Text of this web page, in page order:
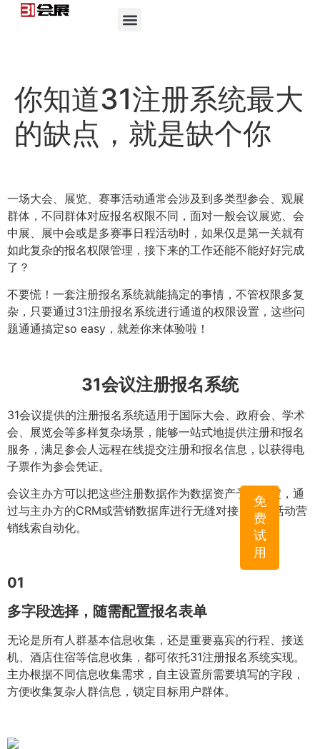
免
费
试
用
你知道31注册系统最大
的缺点，就是缺个你
一场大会、展览、赛事活动通常会涉及到多类型参会、观展
群体，不同群体对应报名权限不同，面对一般会议展览、会
中展、展中会或是多赛事日程活动时，如果仅是第一关就有
如此复杂的报名权限管理，接下来的工作还能不能好好完成
了？
不要慌！一套注册报名系统就能搞定的事情，不管权限多复
杂，只要通过31注册报名系统进行通道的权限设置，这些问
题通通搞定so easy，就差你来体验啦！
31会议注册报名系统
31会议提供的注册报名系统适用于国际大会、政府会、学术
会、展览会等多样复杂场景，能够一站式地提供注册和报名
服务，满足参会人远程在线提交注册和报名信息，以获得电
子票作为参会凭证。
会议主办方可以把这些注册数据作为数据资产予以沉淀，通
过与主办方的CRM或营销数据库进行无缝对接，形成活动营
销线索自动化。
01
多字段选择，随需配置报名表单
无论是所有人群基本信息收集，还是重要嘉宾的行程、接送
机、酒店住宿等信息收集，都可依托31注册报名系统实现。
主办根据不同信息收集需求，自主设置所需要填写的字段，
方便收集复杂人群信息，锁定目标用户群体。